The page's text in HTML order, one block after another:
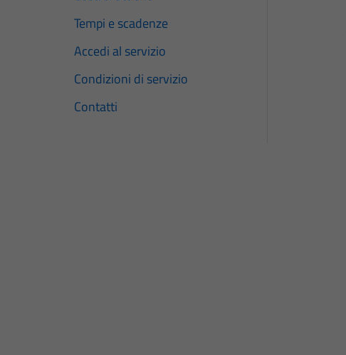
Tempi e scadenze
Accedi al servizio
Condizioni di servizio
Contatti